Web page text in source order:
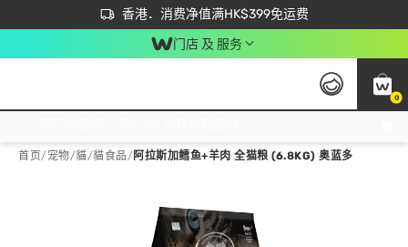
香港．消费净值满HK$399免运费
立即成为易赏钱会员尽享独家优惠
首次APP下单买满$450 输入 NEWAPP 即减$50
门店 及 服务
0
首页/ 宠物/貓/貓食品/ 阿拉斯加鳕鱼+羊肉 全猫粮 (6.8KG) 奥蓝多